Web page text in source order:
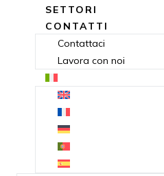
SETTORI
CONTATTI
Contattaci
Lavora con noi